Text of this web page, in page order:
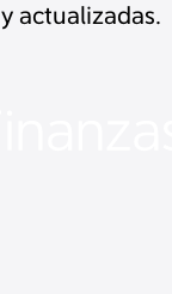
actualizadas.